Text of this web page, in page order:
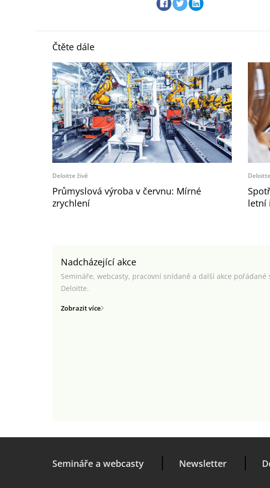
Čtěte dále
Deloitte živě
Průmyslová výroba v červnu: Mírné
zrychlení
letní
Nadcházející akce
Semináře, webcasty, pracovní snídaně a další akce pořádané
Deloitte.
Zobrazit více
Semináře a webcasty Newsletter